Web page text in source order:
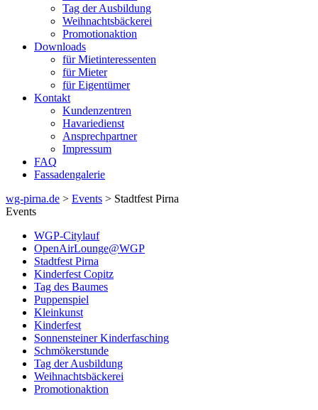
Tag der Ausbildung
Weihnachtsbäckerei
Promotionaktion
Downloads
für Mietinteressenten
für Mieter
für Eigentümer
Kontakt
Kundenzentren
Havariedienst
Ansprechpartner
Impressum
FAQ
Fassadengalerie
wg-pirna.de > Events > Stadtfest Pirna
Events
WGP-Citylauf
OpenAirLounge@WGP
Stadtfest Pirna
Kinderfest Copitz
Tag des Baumes
Puppenspiel
Kleinkunst
Kinderfest
Sonnensteiner Kinderfasching
Schmökerstunde
Tag der Ausbildung
Weihnachtsbäckerei
Promotionaktion